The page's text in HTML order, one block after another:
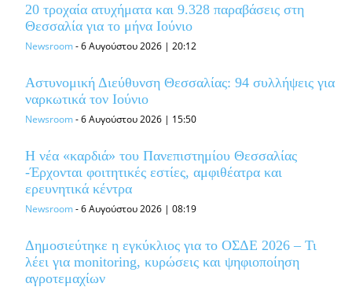
20 τροχαία ατυχήματα και 9.328 παραβάσεις στη
Θεσσαλία για το μήνα Ιούνιο
Newsroom-6 Αυγούστου 2026 | 20:12
Αστυνομική Διεύθυνση Θεσσαλίας: 94 συλλήψεις για
ναρκωτικά τον Ιούνιο
Newsroom-6 Αυγούστου 2026 | 15:50
Η νέα «καρδιά» του Πανεπιστημίου Θεσσαλίας
-Έρχονται φοιτητικές εστίες, αμφιθέατρα και
ερευνητικά κέντρα
Newsroom-6 Αυγούστου 2026 | 08:19
Δημοσιεύτηκε η εγκύκλιος για το ΟΣΔΕ 2026 – Τι
λέει για monitoring, κυρώσεις και ψηφιοποίηση
αγροτεμαχίων